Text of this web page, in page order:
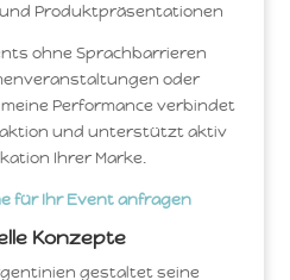
Produktpräsentationen
ohne Sprachbarrieren
oder
Performance verbindet
und unterstützt aktiv
Ihrer Marke.
für Ihr Event anfragen
Konzepte
gestaltet seine